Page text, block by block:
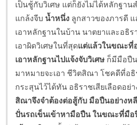
เป็นชู้กับวิเศษ แต่ก็ยังไม่ได้หลักฐาน
แกล้งจีบ น้ำหนึ่ง ลูกสาวของภารดี แ
เอาหลักฐานในบ้าน นาตยาและอธิ
เอาผิดวิเศษในที่สุดแต่แล้วในขณะที่
เอาหลักฐานไปแจ้งจับวิเศษ ก็มีมือปื
มาหมายจะเอา ชีวิตสิณา โชคดีที่อธิ
กระสุนไว้ได้ทัน อธิราชเสียเลือดอ
สิณาจึงจำต้องต่อสู้กับ มือปืนอย่างหลี
ปั่นรถเข็นเข้าหามือปืน ในขณะที่มือ